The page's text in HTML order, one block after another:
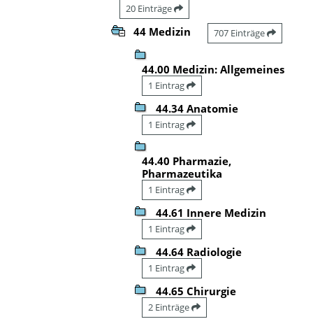
20 Einträge
44 Medizin 707 Einträge
44.00 Medizin: Allgemeines
1 Eintrag
44.34 Anatomie
1 Eintrag
44.40 Pharmazie,
Pharmazeutika
1 Eintrag
44.61 Innere Medizin
1 Eintrag
44.64 Radiologie
1 Eintrag
44.65 Chirurgie
2 Einträge